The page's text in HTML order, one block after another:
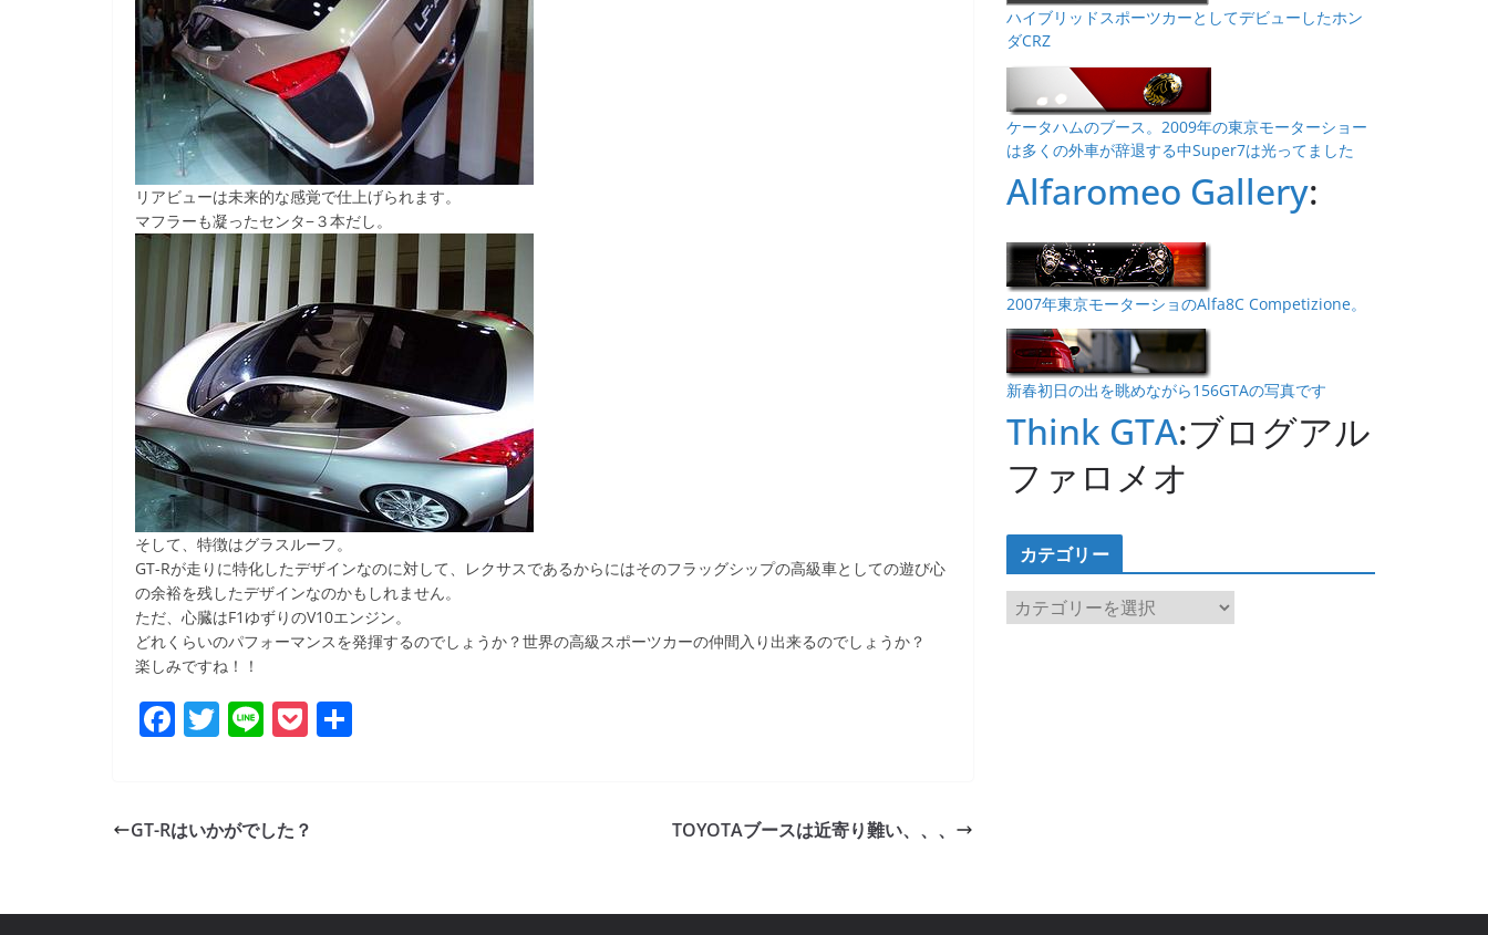
リアビューは未来的な感覚で仕上げられます。
マフラーも凝ったセンタ−３本だし。
そして、特徴はグラスルーフ。
GT-Rが走りに特化したデザインなのに対して、レクサスであるからにはそのフラッグシップの高級車としての遊び心
の余裕を残したデザインなのかもしれません。
ただ、心臓はF1ゆずりのV10エンジン。
どれくらいのパフォーマンスを発揮するのでしょうか？世界の高級スポーツカーの仲間入り出来るのでしょうか？
楽しみですね！！
F
e
T
er
Li P
et
GT-Rはいかがでした？ TOYOTAブースは近寄り難い、、、
ハイブリッドスポーツカーとしてデビューしたホン
ダCRZ
ケータハムのブース。2009年の東京モーターショー
は多くの外車が辞退する中Super7は光ってました
Alfaromeo Gallery:
2007年東京モーターショのAlfa8C Competizione。
新春初日の出を眺めながら156GTAの写真です
Think GTA:ブログアル
ファロメオ
カテゴリー
カ
テ